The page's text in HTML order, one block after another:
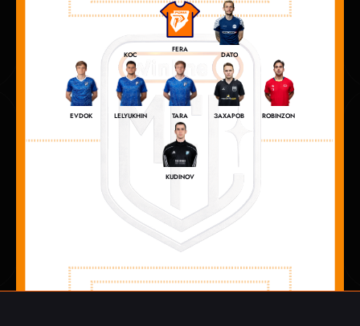
КОС
FERA
DATO
EVDOK LELYUKHIN TARA ЗАХАРОВ ROBINZON
KUDINOV